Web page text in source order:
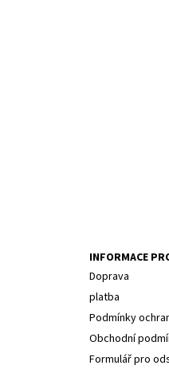
INFORMACE
Doprava
platba
Podmínky
Obchodní
Formulář pro